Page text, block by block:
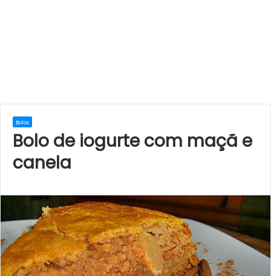
Bolos
Bolo de iogurte com maçã e
canela